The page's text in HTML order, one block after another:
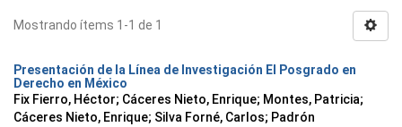
Mostrando ítems 1-1 de 1
Presentación de la Línea de Investigación El Posgrado en
Derecho en México
Fix Fierro, Héctor; Cáceres Nieto, Enrique; Montes, Patricia;
Cáceres Nieto, Enrique; Silva Forné, Carlos; Padrón